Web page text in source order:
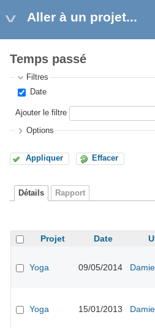
Aller à un projet...
Temps passé
Filtres
Date
Ajouter le filtre
Options
Appliquer Effacer
Détails Rapport
Projet Date
Yoga 09/05/2014
Yoga 15/01/2013